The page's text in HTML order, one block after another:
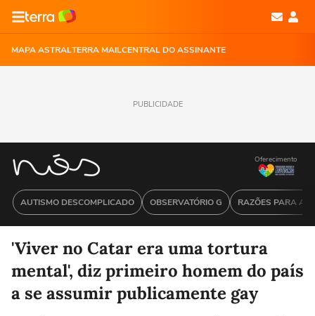
MAPA ASTRALTERRA MAILCENTRAL DO ASSINANTE
PUBLICIDADE
AUTISMO DESCOMPLICADO OBSERVATÓRIO G RAZÕES PARA
Oferecimento
'Viver no Catar era uma tortura
mental', diz primeiro homem do país
a se assumir publicamente gay